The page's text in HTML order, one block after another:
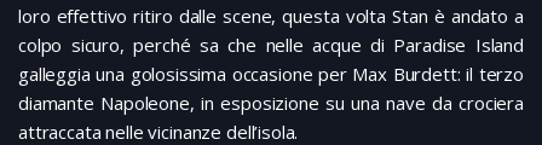
loro effettivo ritiro dalle scene, questa volta Stan è andato a
colpo sicuro, perché sa che nelle acque di Paradise Island
galleggia una golosissima occasione per Max Burdett: il terzo
diamante Napoleone, in esposizione su una nave da crociera
attraccata nelle vicinanze dell’isola.